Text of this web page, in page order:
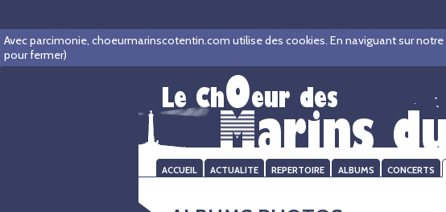
Avec parcimonie, choeurmarinscotentin.com utilise des cookies. En naviguant sur
pour fermer)
ACCUEIL ACTUALITE REPERTOIRE ALBUMS CONCERTS